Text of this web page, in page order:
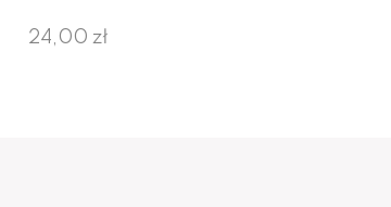
24,00 zł